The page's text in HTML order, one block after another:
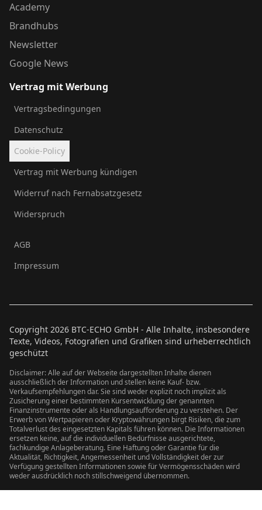
Academy
Brandhubs
Newsletter
Google News
Vertrag mit Werbung
Vertragsbedingungen
Datenschutz
Cookie-Policy
Vertrag mit Werbung kündigen
Widerruf nach Fernabsatzgesetz
Widerspruch
AGB
Impressum
Copyright 2026 BTC-ECHO GmbH - Alle Inhalte, insbesondere
Texte, Videos, Fotografien und Grafiken sind urheberrechtlich
geschützt
Disclaimer: Alle auf der Webseite dargestellten Inhalte dienen
ausschließlich der Information und stellen keine Kauf- bzw.
Verkaufsempfehlungen dar. Sie sind weder explizit noch implizit als
Zusicherung einer bestimmten Kursentwicklung der genannten
Finanzinstrumente oder als Handlungsaufforderung zu verstehen. Der
Erwerb von Wertpapieren oder Kryptowährungen birgt Risiken, die zum
Totalverlust des eingesetzten Kapitals führen können. Die Informationen
ersetzen keine, auf die individuellen Bedürfnisse ausgerichtete,
fachkundige Anlageberatung. Eine Haftung oder Garantie für die
Aktualität, Richtigkeit, Angemessenheit und Vollständigkeit der zur
Verfügung gestellten Informationen sowie für Vermögensschäden wird
weder ausdrücklich noch stillschweigend übernommen.